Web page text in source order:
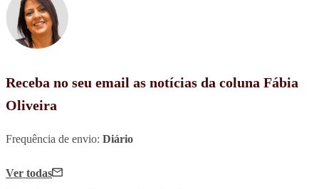
Receba no seu email as notícias da coluna Fábia
Oliveira
Frequência de envio: Diário
Ver todas